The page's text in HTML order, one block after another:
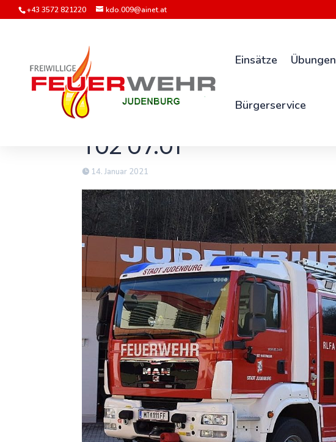
+43 3572 821220 kdo.009@ainet.at
Einsätze Übungen
Bürgerservice
T02 07.01
14. Januar 2021